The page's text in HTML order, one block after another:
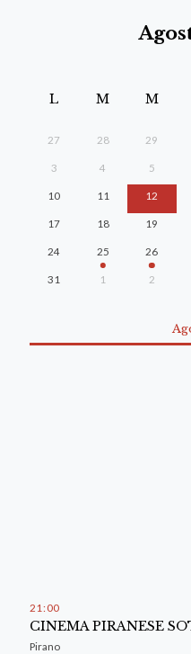
L M M
27 28 29
3 4 5
10 11 12
17 18 19
24 25 26
31 1 2
21 : 00
CINEMA PIRANESE
Pirano